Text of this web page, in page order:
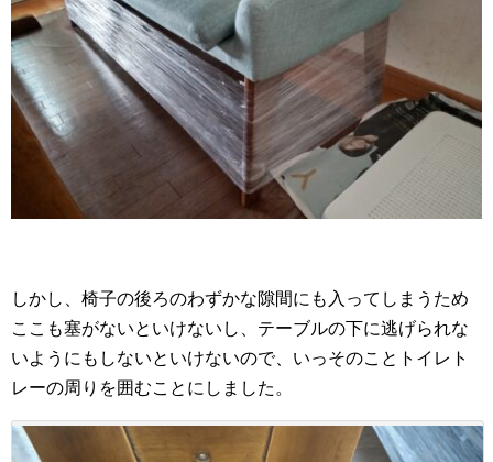
しかし、椅子の後ろのわずかな隙間にも入ってしまうため
ここも塞がないといけないし、テーブルの下に逃げられな
いようにもしないといけないので、いっそのことトイレト
レーの周りを囲むことにしました。